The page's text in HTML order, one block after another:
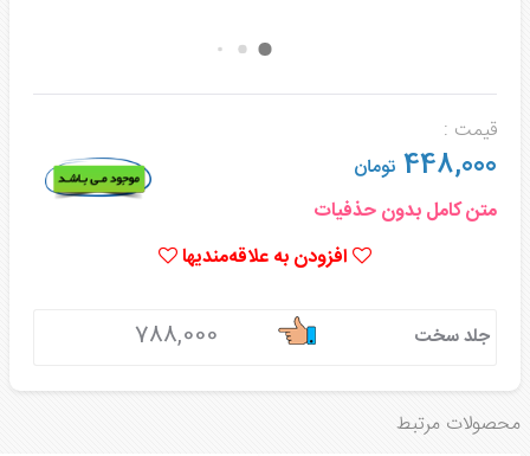
قیمت :
448,000 تومان
متن کامل بدون حذفیات
افزودن به علاقه‌مندیها
جلد سخت 788,000
محصولات مرتبط